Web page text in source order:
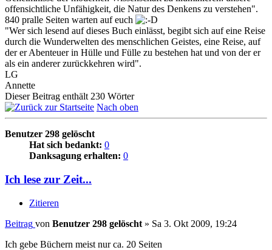
offensichtliche Unfähigkeit, die Natur des Denkens zu verstehen".
840 pralle Seiten warten auf euch
"Wer sich lesend auf dieses Buch einlässt, begibt sich auf eine Reise
durch die Wunderwelten des menschlichen Geistes, eine Reise, auf
der er Abenteuer in Hülle und Fülle zu bestehen hat und von der er
als ein anderer zurückkehren wird".
LG
Annette
Dieser Beitrag enthält 230 Wörter
Nach oben
Benutzer 298 gelöscht
Hat sich bedankt: 0
Danksagung erhalten: 0
Ich lese zur Zeit...
Zitieren
Beitrag von Benutzer 298 gelöscht » Sa 3. Okt 2009, 19:24
Ich gebe Büchern meist nur ca. 20 Seiten